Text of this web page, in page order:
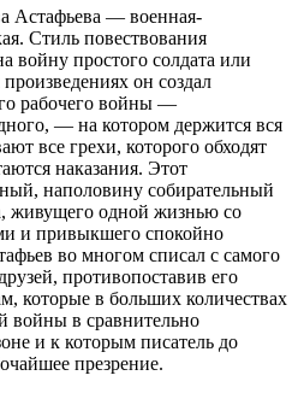
Астафьева — военная-
Стиль повествования
войну простого солдата или
он создал
рабочего войны —
— на котором держится вся
все грехи, которого обходят
наказания. Этот
наполовину собирательный
живущего одной жизнью со
и привыкшего спокойно
во многом списал с самого
противопоставив его
которые в больших количествах
войны в сравнительно
и к которым писатель до
презрение.